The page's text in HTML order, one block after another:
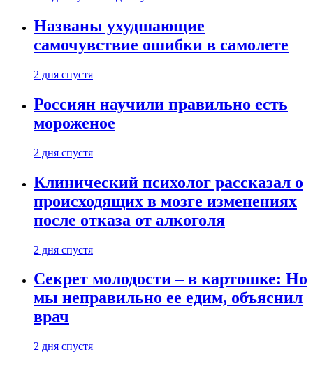
Названы ухудшающие
самочувствие ошибки в самолете
2 дня спустя
Россиян научили правильно есть
мороженое
2 дня спустя
Клинический психолог рассказал о
происходящих в мозге изменениях
после отказа от алкоголя
2 дня спустя
Секрет молодости – в картошке: Но
мы неправильно ее едим, объяснил
врач
2 дня спустя